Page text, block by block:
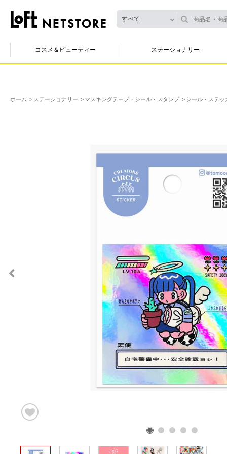
すべて
コスメ＆ビューティー ステーショナリー
ホーム ステーショナリー マスキングテープ・シール・スタンプ シール・ステッ